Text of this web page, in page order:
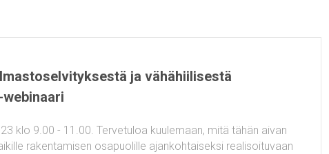
ja vähähiilisestä
klo 9.00 - 11.00. Tervetuloa kuulemaan, mitä tähän aivan
rakentamisen osapuolille ajankohtaiseksi realisoituvaan